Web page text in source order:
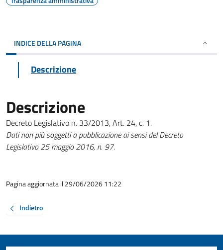
INDICE DELLA PAGINA
Descrizione
Descrizione
Decreto Legislativo n. 33/2013, Art. 24, c. 1.
Dati non più soggetti a pubblicazione ai sensi del Decreto
Legislativo 25 maggio 2016, n. 97.
Pagina aggiornata il 29/06/2026 11:22
Indietro